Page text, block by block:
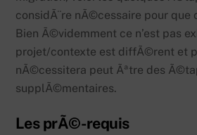
considÃ¨re nÃ©cessaire pour que
Bien Ã©videmment ce n’est pas
projet/contexte est diffÃ©rent et
nÃ©cessitera peut Ãªtre des
supplÃ©mentaires.
Les prÃ©-requis